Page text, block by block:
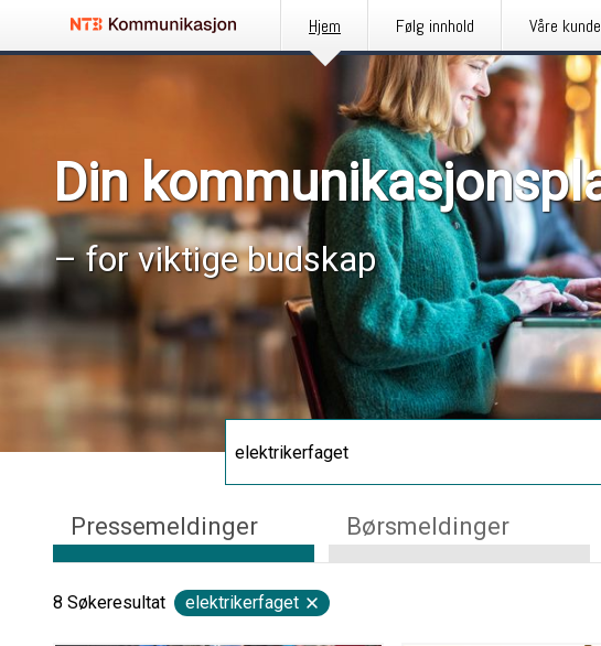
Hjem Følg innhold Våre
Din
– for viktige budskap
Pressemeldinger Børsmeldinger
8 Søkeresultat elektrikerfaget